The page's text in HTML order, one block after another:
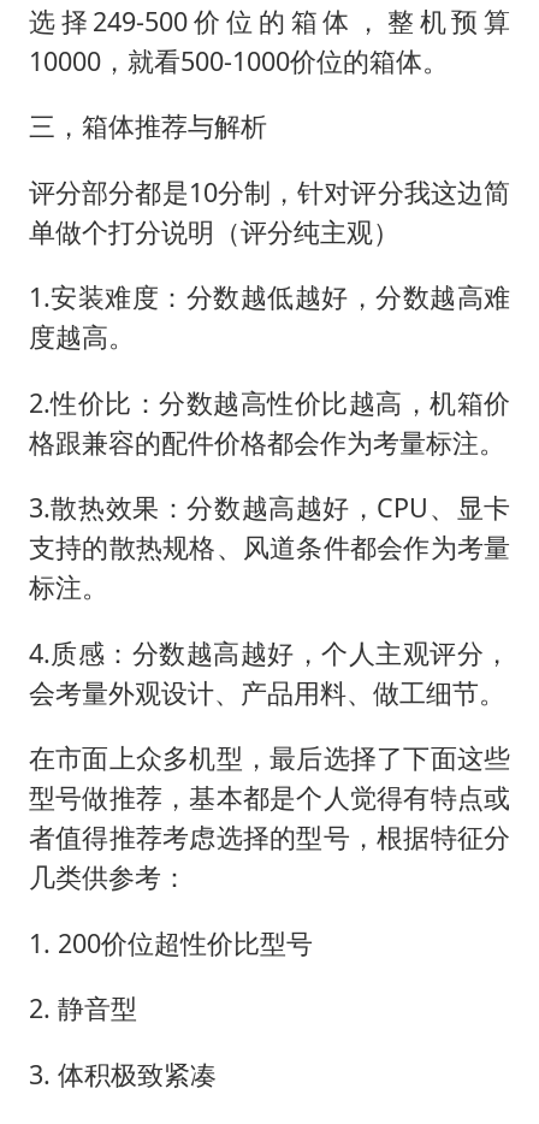
选择249-500价位的箱体，整机预算
10000，就看500-1000价位的箱体。
三，箱体推荐与解析
评分部分都是10分制，针对评分我这边简
单做个打分说明（评分纯主观）
1.安装难度：分数越低越好，分数越高难
度越高。
2.性价比：分数越高性价比越高，机箱价
格跟兼容的配件价格都会作为考量标注。
3.散热效果：分数越高越好，CPU、显卡
支持的散热规格、风道条件都会作为考量
标注。
4.质感：分数越高越好，个人主观评分，
会考量外观设计、产品用料、做工细节。
在市面上众多机型，最后选择了下面这些
型号做推荐，基本都是个人觉得有特点或
者值得推荐考虑选择的型号，根据特征分
几类供参考：
1. 200价位超性价比型号
2. 静音型
3. 体积极致紧凑